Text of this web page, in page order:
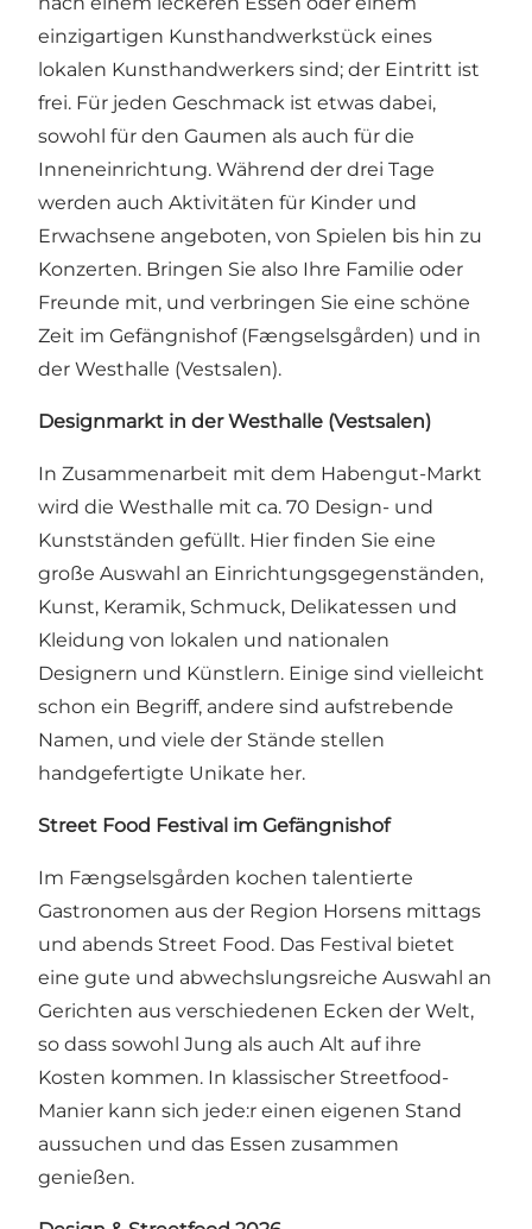
einzigartigen Kunsthandwerkstück eines
lokalen Kunsthandwerkers sind; der Eintritt ist
frei. Für jeden Geschmack ist etwas dabei,
sowohl für den Gaumen als auch für die
Inneneinrichtung. Während der drei Tage
werden auch Aktivitäten für Kinder und
Erwachsene angeboten, von Spielen bis hin zu
Konzerten. Bringen Sie also Ihre Familie oder
Freunde mit, und verbringen Sie eine schöne
Zeit im Gefängnishof (Fængselsgården) und in
der Westhalle (Vestsalen).
Designmarkt in der Westhalle (Vestsalen)
In Zusammenarbeit mit dem Habengut-Markt
wird die Westhalle mit ca. 70 Design- und
Kunstständen gefüllt. Hier finden Sie eine
große Auswahl an Einrichtungsgegenständen,
Kunst, Keramik, Schmuck, Delikatessen und
Kleidung von lokalen und nationalen
Designern und Künstlern. Einige sind vielleicht
schon ein Begriff, andere sind aufstrebende
Namen, und viele der Stände stellen
handgefertigte Unikate her.
Street Food Festival im Gefängnishof
Im Fængselsgården kochen talentierte
Gastronomen aus der Region Horsens mittags
und abends Street Food. Das Festival bietet
eine gute und abwechslungsreiche Auswahl an
Gerichten aus verschiedenen Ecken der Welt,
so dass sowohl Jung als auch Alt auf ihre
Kosten kommen. In klassischer Streetfood-
Manier kann sich jede:r einen eigenen Stand
aussuchen und das Essen zusammen
genießen.